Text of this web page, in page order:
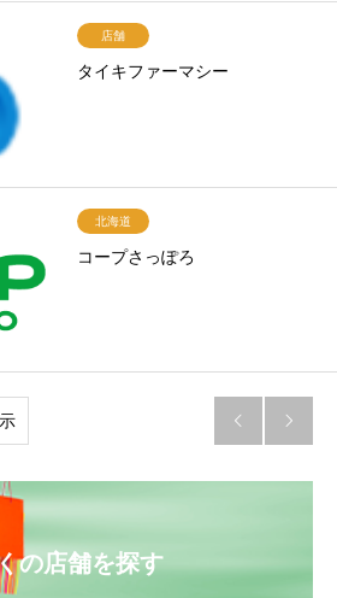
店舗
タイキファーマシー
北海道
コープさっぽろ
 
の店舗を探す